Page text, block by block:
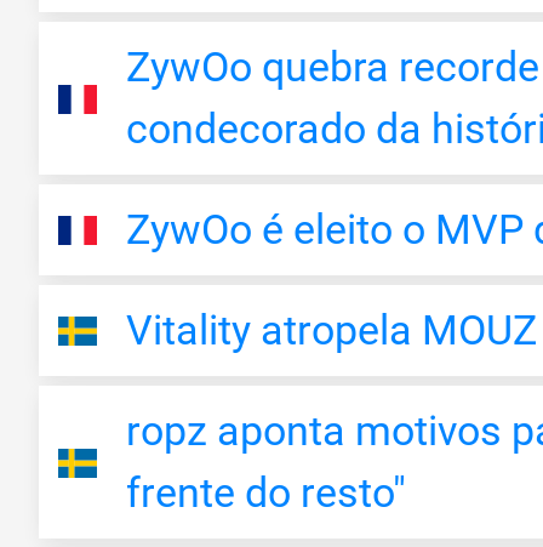
ZywOo quebra
condecorado da
ZywOo é eleito o MVP
Vitality atropela
ropz aponta motivos
frente do resto"